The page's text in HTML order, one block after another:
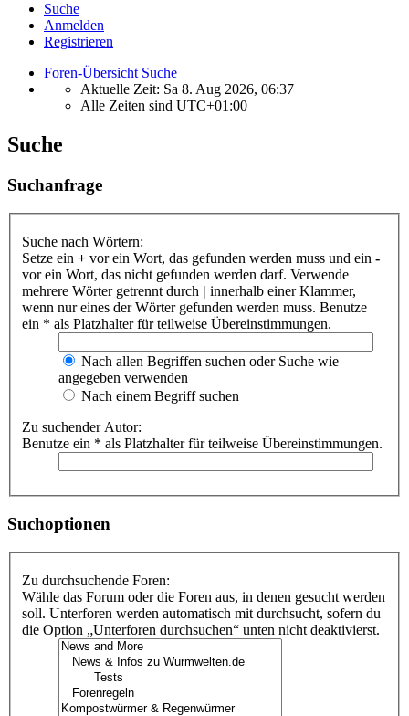
Suche
Anmelden
Registrieren
Foren-Übersicht Suche
Aktuelle Zeit: Sa 8. Aug 2026, 06:37
Alle Zeiten sind UTC+01:00
Suche
Suchanfrage
Suche nach Wörtern:
Setze ein + vor ein Wort, das gefunden werden muss und ein -
vor ein Wort, das nicht gefunden werden darf. Verwende
mehrere Wörter getrennt durch | innerhalb einer Klammer,
wenn nur eines der Wörter gefunden werden muss. Benutze
ein * als Platzhalter für teilweise Übereinstimmungen.
Nach allen Begriffen suchen oder Suche wie
angegeben verwenden
Nach einem Begriff suchen
Zu suchender Autor:
Benutze ein * als Platzhalter für teilweise Übereinstimmungen.
Suchoptionen
Zu durchsuchende Foren:
Wähle das Forum oder die Foren aus, in denen gesucht werden
soll. Unterforen werden automatisch mit durchsucht, sofern du
die Option „Unterforen durchsuchen“ unten nicht deaktivierst.